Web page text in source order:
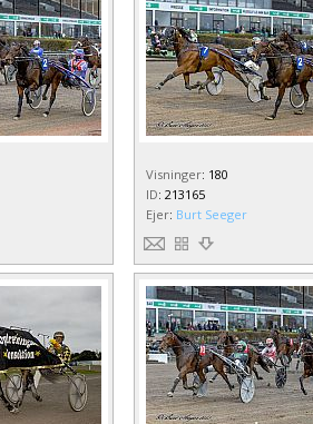
Visninger: 180
ID: 213165
Ejer: Burt Seeger